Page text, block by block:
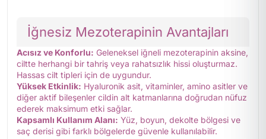
İğnesiz Mezoterapinin Avantajları
Acısız ve Konforlu: Geleneksel iğneli mezoterapinin aksine,
ciltte herhangi bir tahriş veya rahatsızlık hissi oluşturmaz.
Hassas cilt tipleri için de uygundur.
Yüksek Etkinlik: Hyaluronik asit, vitaminler, amino asitler ve
diğer aktif bileşenler cildin alt katmanlarına doğrudan nüfuz
ederek maksimum etki sağlar.
Kapsamlı Kullanım Alanı: Yüz, boyun, dekolte bölgesi ve
saç derisi gibi farklı bölgelerde güvenle kullanılabilir.